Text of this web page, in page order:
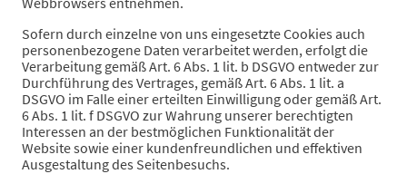
Sofern durch einzelne von uns eingesetzte Cookies auch
personenbezogene Daten verarbeitet werden, erfolgt die
Verarbeitung gemäß Art. 6 Abs. 1 lit. b DSGVO entweder zur
Durchführung des Vertrages, gemäß Art. 6 Abs. 1 lit. a
DSGVO im Falle einer erteilten Einwilligung oder gemäß Art.
6 Abs. 1 lit. f DSGVO zur Wahrung unserer berechtigten
Interessen an der bestmöglichen Funktionalität der
Website sowie einer kundenfreundlichen und effektiven
Ausgestaltung des Seitenbesuchs.